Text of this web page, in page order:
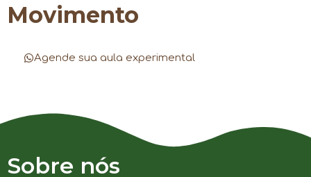
Movimento
Agende sua aula experimental
Sobre nós